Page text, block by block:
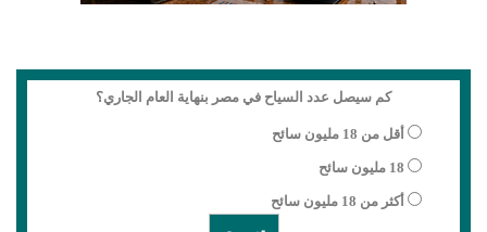
كم سيصل عدد السياح في مصر بنهاية العام الجاري؟
أقل من 18 مليون سائح
18 مليون سائح
أكثر من 18 مليون سائح